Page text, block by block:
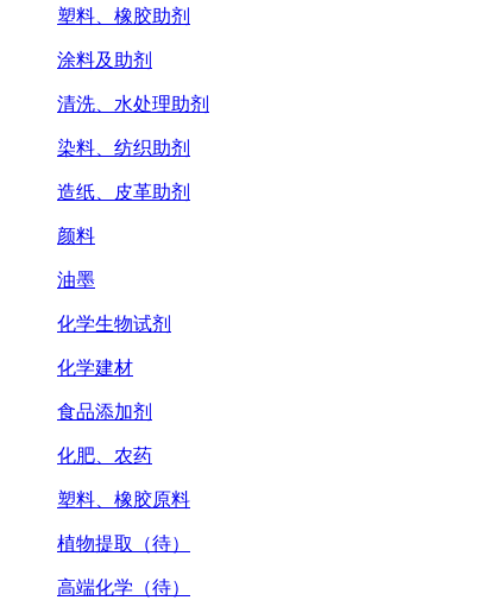
塑料、橡胶助剂
涂料及助剂
清洗、水处理助剂
染料、纺织助剂
造纸、皮革助剂
颜料
油墨
化学生物试剂
化学建材
食品添加剂
化肥、农药
塑料、橡胶原料
植物提取（待）
高端化学（待）